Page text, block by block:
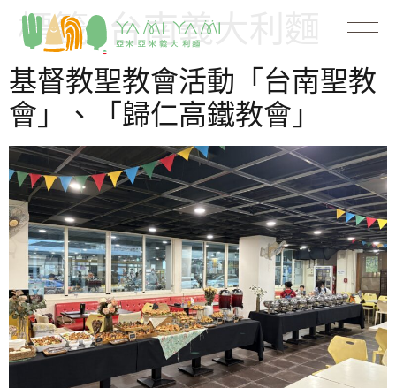
標籤: 台南義大利麵
基督教聖教會活動「台南聖教
會」、「歸仁高鐵教會」